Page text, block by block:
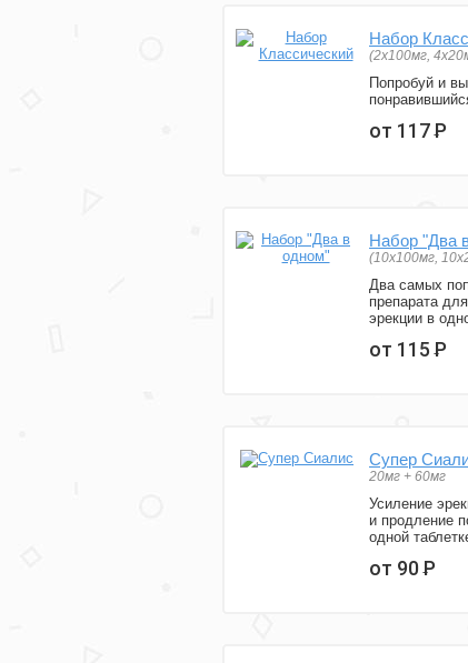
Набор
(2x100мг,
Попробуй и
от 117Р
Набор "Два
(10x100мг,
Два самых
препарата
эрекции в
от 115Р
Супер
20мг + 60мг
Усиление
и продление
одной
от 90Р